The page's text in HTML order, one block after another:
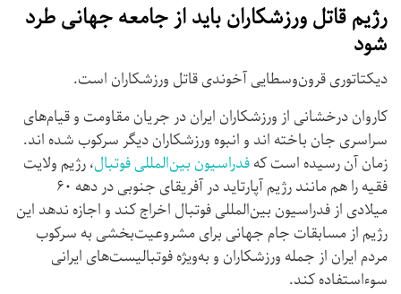
رژیم قاتل ورزشکاران باید از جامعه جهانی طرد
شود
دیکتاتوری قرون‌وسطایی آخوندی قاتل ورزشکاران است.
کاروان درخشانی از ورزشکاران ایران در جریان مقاومت و قیام‌های
سراسری جان باخته اند و انبوه ورزشکاران دیگر سرکوب شده اند.
زمان آن رسیده است کهفدراسیون بین‌المللی فوتبال، رژیم ولایت
فقیه را هم مانند رژیم آپارتاید در آفریقای جنوبی در دهه ۶۰
میلادی از فدراسیون بین‌المللی فوتبال اخراج کند و اجازه ندهد این
رژیم از مسابقات جام جهانی برای مشروعیت‌بخشی به سرکوب
مردم ایران از جمله ورزشکاران و به‌ویژه فوتبالیست‌های ایرانی
سوءاستفاده کند.